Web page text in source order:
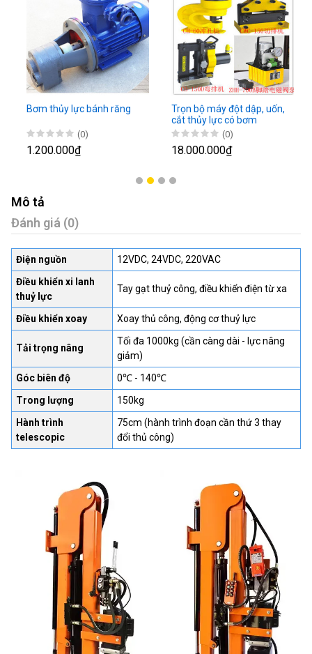
Bơm thủy lực bánh răng
(0)
1.200.000₫
Trọn bộ máy đột dập, uốn,
cắt thủy lực có bơm
(0)
18.000.000₫
Mô tả
Đánh giá (0)
Điện nguồn
12VDC, 24VDC, 220VAC
Điều khiển xi lanh
thuỷ lực
Tay gạt thuỷ công, điều khiển điện từ xa
Điều khiển xoay Xoay thủ công, động cơ thuỷ lực
Tải trọng nâng
Tối đa 1000kg (cần càng dài - lực nâng
giảm)
Góc biên độ
0℃ - 140℃
Trong lượng
150kg
Hành trình
telescopic
75cm (hành trình đoạn cần thứ 3 thay
đổi thủ công)